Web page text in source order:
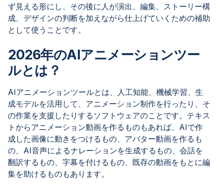
ず見える形にし、その後に人が演出、編集、ストーリー構
成、デザインの判断を加えながら仕上げていくための補助
として使うことです。
2026年のAIアニメーションツー
ルとは？
AIアニメーションツールとは、人工知能、機械学習、生
成モデルを活用して、アニメーション制作を行ったり、そ
の作業を支援したりするソフトウェアのことです。テキス
トからアニメーション動画を作るものもあれば、AIで作
成した画像に動きをつけるもの、アバター動画を作るも
の、AI音声によるナレーションを生成するもの、会話を
翻訳するもの、字幕を付けるもの、既存の動画をもとに編
集を助けるものもあります。